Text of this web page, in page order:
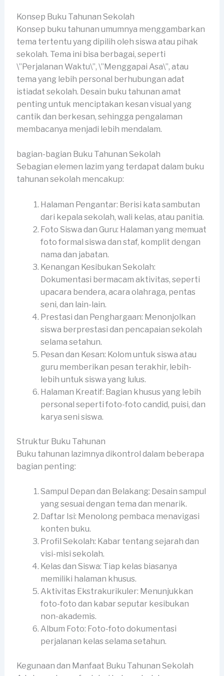
Konsep Buku Tahunan Sekolah
Konsep buku tahunan umumnya menggambarkan
tema tertentu yang dipilih oleh siswa atau pihak
sekolah. Tema ini bisa berbagai, seperti
\”Perjalanan Waktu\”, \”Menggapai Asa\”, atau
tema yang lebih personal berhubungan adat
istiadat sekolah. Desain buku tahunan amat
penting untuk menciptakan kesan visual yang
cantik dan berkesan, sehingga pengalaman
membacanya menjadi lebih mendalam.
bagian-bagian Buku Tahunan Sekolah
Sebagian elemen lazim yang terdapat dalam buku
tahunan sekolah mencakup:
Halaman Pengantar: Berisi kata sambutan
dari kepala sekolah, wali kelas, atau panitia.
Foto Siswa dan Guru: Halaman yang memuat
foto formal siswa dan staf, komplit dengan
nama dan jabatan.
Kenangan Kesibukan Sekolah:
Dokumentasi bermacam aktivitas, seperti
upacara bendera, acara olahraga, pentas
seni, dan lain-lain.
Prestasi dan Penghargaan: Menonjolkan
siswa berprestasi dan pencapaian sekolah
selama setahun.
Pesan dan Kesan: Kolom untuk siswa atau
guru memberikan pesan terakhir, lebih-
lebih untuk siswa yang lulus.
Halaman Kreatif: Bagian khusus yang lebih
personal seperti foto-foto candid, puisi, dan
karya seni siswa.
Struktur Buku Tahunan
Buku tahunan lazimnya dikontrol dalam beberapa
bagian penting:
Sampul Depan dan Belakang: Desain sampul
yang sesuai dengan tema dan menarik.
Daftar Isi: Menolong pembaca menavigasi
konten buku.
Profil Sekolah: Kabar tentang sejarah dan
visi-misi sekolah.
Kelas dan Siswa: Tiap kelas biasanya
memiliki halaman khusus.
Aktivitas Ekstrakurikuler: Menunjukkan
foto-foto dan kabar seputar kesibukan
non-akademis.
Album Foto: Foto-foto dokumentasi
perjalanan kelas selama setahun.
Kegunaan dan Manfaat Buku Tahunan Sekolah